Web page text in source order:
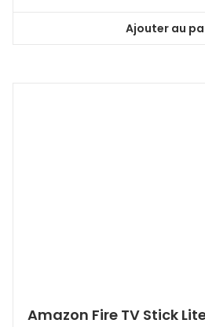
Ajouter au
Amazon Fire TV Stick